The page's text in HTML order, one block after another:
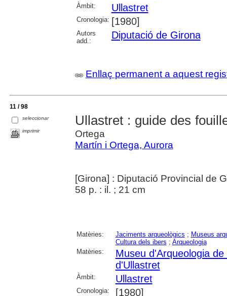
Àmbit: Ullastret
Cronologia: [1980]
Autors
add.:
Diputació de Girona
Enllaç permanent a aquest
11 / 98
seleccionar
imprimir
Ullastret : guide des
Ortega
Martín i Ortega, Aurora
[Girona] : Diputació Provincial de
58 p. : il. ; 21 cm
Matèries: Jaciments arqueològics ; Museus
Cultura dels ibers ; Arqueologia
Matèries:
Museu d'Arqueologia de
d'Ullastret
Àmbit: Ullastret
Cronologia: [1980]